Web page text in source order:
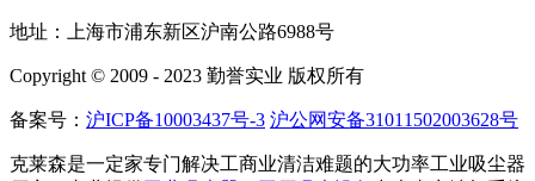
地址：上海市浦东新区沪南公路6988号
Copyright © 2009 - 2023 勤誉实业 版权所有
备案号： 沪ICP备10003437号-3 沪公网安备31011502003628号
克莱森是一定家专门解决工商业清洁难题的大功率工业吸尘器